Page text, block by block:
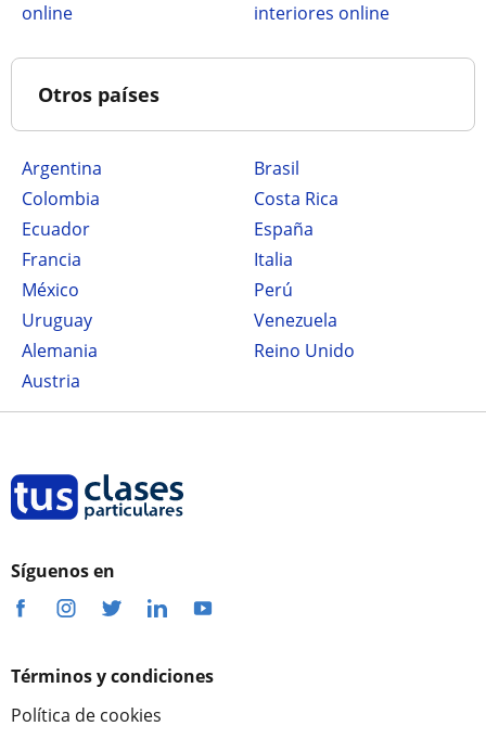
online
interiores online
Otros países
Argentina
Brasil
Colombia
Costa Rica
Ecuador
España
Francia
Italia
México
Perú
Uruguay
Venezuela
Alemania
Reino Unido
Austria
Síguenos en
Términos y condiciones
Política de cookies